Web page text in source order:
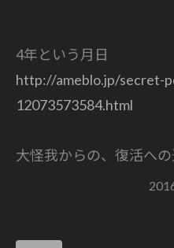
4年という月日
http://ameblo.jp/secret-
12073573584.html
大怪我からの、復活へ